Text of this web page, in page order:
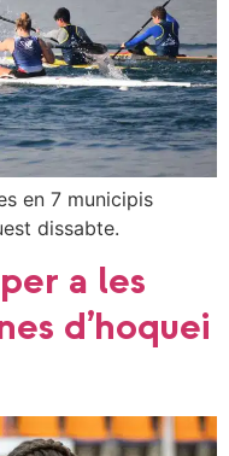
en 7 municipis
dissabte.
a les
d’hoquei